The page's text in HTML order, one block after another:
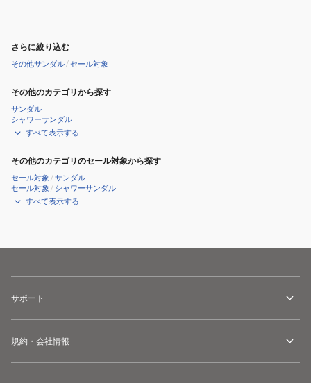
さらに絞り込む
その他サンダル/セール対象
その他のカテゴリから探す
サンダル
シャワーサンダル
すべて表示する
その他のカテゴリのセール対象から探す
セール対象 /サンダル
セール対象 / シャワーサンダル
すべて表示する
サポート
規約・会社情報